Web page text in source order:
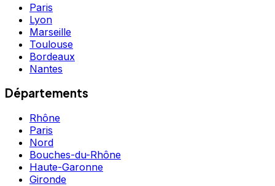
Paris
Lyon
Marseille
Toulouse
Bordeaux
Nantes
Départements
Rhône
Paris
Nord
Bouches-du-Rhône
Haute-Garonne
Gironde